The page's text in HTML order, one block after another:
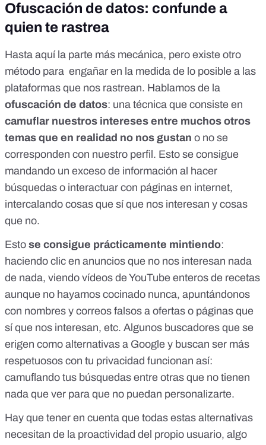
Ofuscación de datos: confunde a
quien te rastrea
Hasta aquí la parte más mecánica, pero existe otro
método para engañar en la medida de lo posible a las
plataformas que nos rastrean. Hablamos de la
ofuscación de datos: una técnica que consiste en
camuflar nuestros intereses entre muchos otros
temas que en realidad no nos gustan o no se
corresponden con nuestro perfil. Esto se consigue
mandando un exceso de información al hacer
búsquedas o interactuar con páginas en internet,
intercalando cosas que sí que nos interesan y cosas
que no.
Esto se consigue prácticamente mintiendo:
haciendo clic en anuncios que no nos interesan nada
de nada, viendo vídeos de YouTube enteros de recetas
aunque no hayamos cocinado nunca, apuntándonos
con nombres y correos falsos a ofertas o páginas que
sí que nos interesan, etc. Algunos buscadores que se
erigen como alternativas a Google y buscan ser más
respetuosos con tu privacidad funcionan así:
camuflando tus búsquedas entre otras que no tienen
nada que ver para que no puedan personalizarte.
Hay que tener en cuenta que todas estas alternativas
necesitan de la proactividad del propio usuario, algo